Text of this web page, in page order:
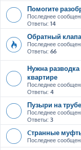
Помогите
Последнее
Ответы: 14
Обратный
Последнее
Ответы: 66
Нужна
квартире
Последнее
Ответы: 4
Пузыри на
Последнее
Ответы: 3
Cтранные
Последнее